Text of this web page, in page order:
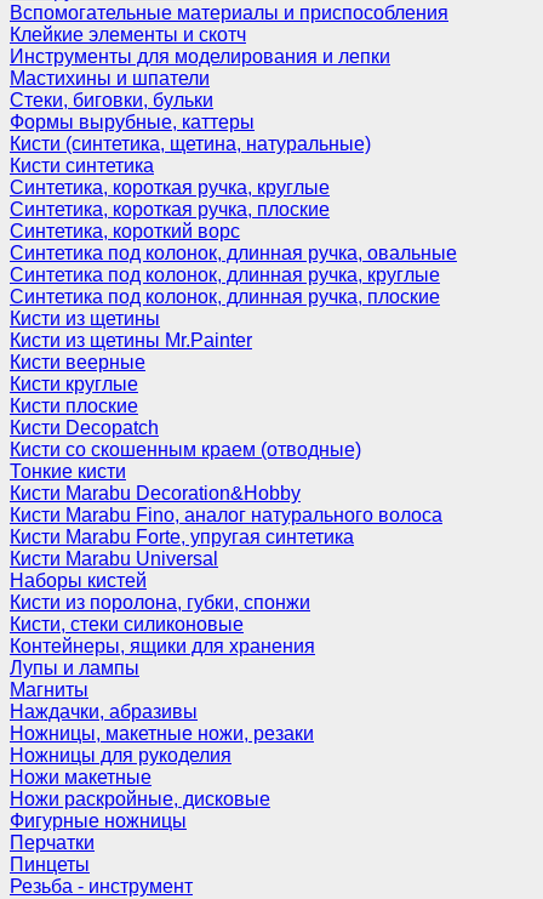
Вспомогательные материалы и приспособления
Клейкие элементы и скотч
Инструменты для моделирования и лепки
Мастихины и шпатели
Стеки, биговки, бульки
Формы вырубные, каттеры
Кисти (синтетика, щетина, натуральные)
Кисти синтетика
Синтетика, короткая ручка, круглые
Синтетика, короткая ручка, плоские
Синтетика, короткий ворс
Синтетика под колонок, длинная ручка, овальные
Синтетика под колонок, длинная ручка, круглые
Синтетика под колонок, длинная ручка, плоские
Кисти из щетины
Кисти из щетины Mr.Painter
Кисти веерные
Кисти круглые
Кисти плоские
Кисти Decopatch
Кисти со скошенным краем (отводные)
Тонкие кисти
Кисти Marabu Decoration&Hobby
Кисти Marabu Fino, аналог натурального волоса
Кисти Marabu Forte, упругая синтетика
Кисти Marabu Universal
Наборы кистей
Кисти из поролона, губки, спонжи
Кисти, стеки силиконовые
Контейнеры, ящики для хранения
Лупы и лампы
Магниты
Наждачки, абразивы
Ножницы, макетные ножи, резаки
Ножницы для рукоделия
Ножи макетные
Ножи раскройные, дисковые
Фигурные ножницы
Перчатки
Пинцеты
Резьба - инструмент